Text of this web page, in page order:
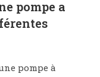
pompe a
pompe à